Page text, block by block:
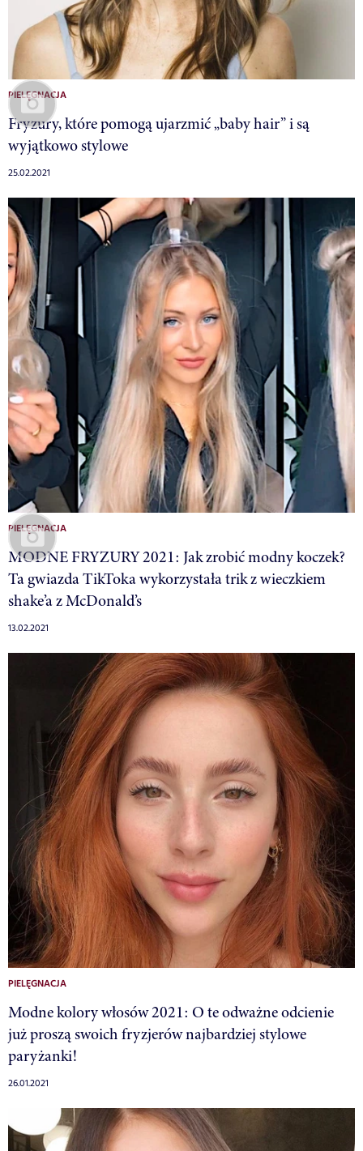
PIELĘGNACJA
Fryzury, które pomogą ujarzmić „baby hair” i są
wyjątkowo stylowe
25.02.2021
PIELĘGNACJA
MODNE FRYZURY 2021: Jak zrobić modny koczek?
Ta gwiazda TikToka wykorzystała trik z wieczkiem
shake’a z McDonald’s
13.02.2021
PIELĘGNACJA
Modne kolory włosów 2021: O te odważne odcienie
już proszą swoich fryzjerów najbardziej stylowe
paryżanki!
26.01.2021